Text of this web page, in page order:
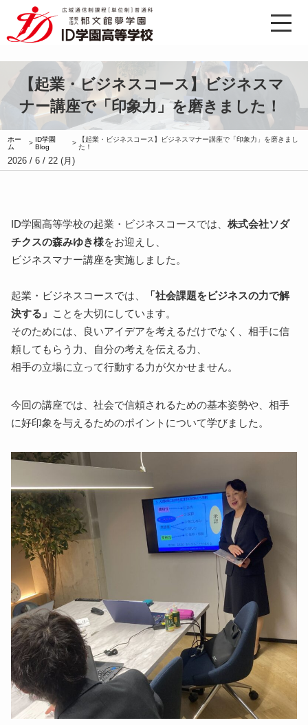
【起業・ビジネスコース】ビジネスマ
ナー講座で「印象力」を磨きました！
ホー
ム
>ID学園
Blog
>
【起業・ビジネスコース】ビジネスマナー講座で「印象力」を磨きまし
た！
2026 / 6 / 22 (月)
ID学園高等学校の起業・ビジネスコースでは、株式会社ソダ
チクスの森みゆき様をお迎えし、
ビジネスマナー講座を実施しました。
起業・ビジネスコースでは、
「社会課題をビジネスの力で解
決する」
ことを大切にしています。
そのためには、良いアイデアを考えるだけでなく、相手に信
頼してもらう力、自分の考えを伝える力、
相手の立場に立って行動する力が欠かせません。
今回の講座では、社会で信頼されるための基本姿勢や、相手
に好印象を与えるためのポイントについて学びました。